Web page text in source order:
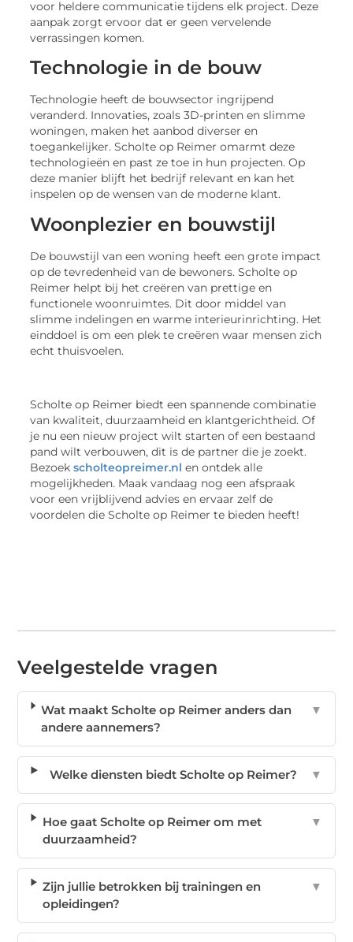
voor heldere communicatie tijdens elk project. Deze
aanpak zorgt ervoor dat er geen vervelende
verrassingen komen.
Technologie in de bouw
Technologie heeft de bouwsector ingrijpend
veranderd. Innovaties, zoals 3D-printen en slimme
woningen, maken het aanbod diverser en
toegankelijker. Scholte op Reimer omarmt deze
technologieën en past ze toe in hun projecten. Op
deze manier blijft het bedrijf relevant en kan het
inspelen op de wensen van de moderne klant.
Woonplezier en bouwstijl
De bouwstijl van een woning heeft een grote impact
op de tevredenheid van de bewoners. Scholte op
Reimer helpt bij het creëren van prettige en
functionele woonruimtes. Dit door middel van
slimme indelingen en warme interieurinrichting. Het
einddoel is om een plek te creëren waar mensen zich
echt thuisvoelen.
Scholte op Reimer biedt een spannende combinatie
van kwaliteit, duurzaamheid en klantgerichtheid. Of
je nu een nieuw project wilt starten of een bestaand
pand wilt verbouwen, dit is de partner die je zoekt.
Bezoekscholteopreimer.nl en ontdek alle
mogelijkheden. Maak vandaag nog een afspraak
voor een vrijblijvend advies en ervaar zelf de
voordelen die Scholte op Reimer te bieden heeft!
Veelgestelde vragen
Wat maakt Scholte op Reimer anders dan
andere aannemers?
▼
Welke diensten biedt Scholte op Reimer? ▼
Hoe gaat Scholte op Reimer om met
duurzaamheid?
▼
Zijn jullie betrokken bij trainingen en
opleidingen?
▼